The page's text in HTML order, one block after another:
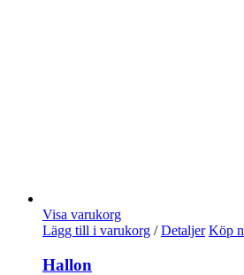
Visa varukorg
Lägg till i varukorg / Detaljer Köp
Hallon